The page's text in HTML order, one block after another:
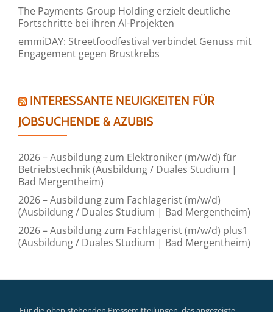
The Payments Group Holding erzielt deutliche
Fortschritte bei ihren AI-Projekten
emmiDAY: Streetfoodfestival verbindet Genuss mit
Engagement gegen Brustkrebs
INTERESSANTE NEUIGKEITEN FÜR
JOBSUCHENDE & AZUBIS
2026 – Ausbildung zum Elektroniker (m/w/d) für
Betriebstechnik (Ausbildung / Duales Studium |
Bad Mergentheim)
2026 – Ausbildung zum Fachlagerist (m/w/d)
(Ausbildung / Duales Studium | Bad Mergentheim)
2026 – Ausbildung zum Fachlagerist (m/w/d) plus1
(Ausbildung / Duales Studium | Bad Mergentheim)